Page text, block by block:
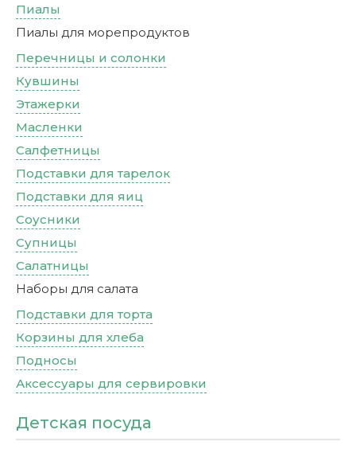
Пиалы
Пиалы для морепродуктов
Перечницы и солонки
Кувшины
Этажерки
Масленки
Салфетницы
Подставки для тарелок
Подставки для яиц
Соусники
Супницы
Салатницы
Наборы для салата
Подставки для торта
Корзины для хлеба
Подносы
Аксессуары для сервировки
Детская посуда